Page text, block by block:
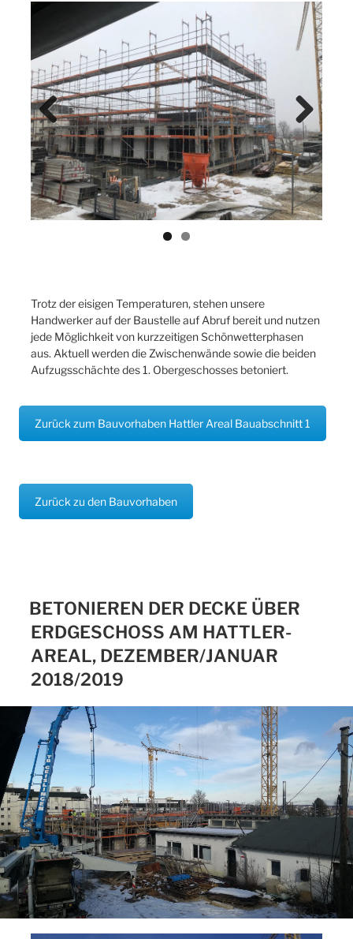
Previ
ous
Next
Trotz der eisigen Temperaturen, stehen unsere
Handwerker auf der Baustelle auf Abruf bereit und nutzen
jede Möglichkeit von kurzzeitigen Schönwetterphasen
aus. Aktuell werden die Zwischenwände sowie die beiden
Aufzugsschächte des 1. Obergeschosses betoniert.
Zurück zum Bauvorhaben Hattler Areal Bauabschnitt 1
Zurück zu den Bauvorhaben
BETONIEREN DER DECKE ÜBER
ERDGESCHOSS AM HATTLER-
AREAL, DEZEMBER/JANUAR
2018/2019